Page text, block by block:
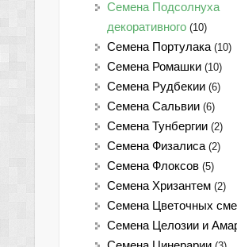
Семена Подсолнуха
декоративного (10)
Семена Портулака (10)
Семена Ромашки (10)
Семена Рудбекии (6)
Семена Сальвии (6)
Семена Тунбергии (2)
Семена Физалиса (2)
Семена Флоксов (5)
Семена Хризантем (2)
Семена Цветочных
Семена Целозии и